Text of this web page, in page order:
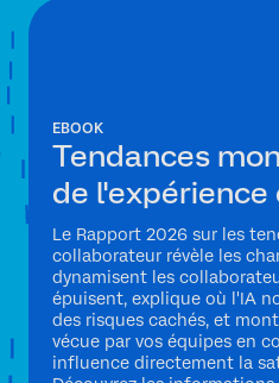
EBOOK
Tendances
de
Le Rapport 2026 sur les
collaborateur révèle les
dynamisent les
épuisent, explique où l'IA
des risques cachés, et
vécue par vos équipes en
influence directement la